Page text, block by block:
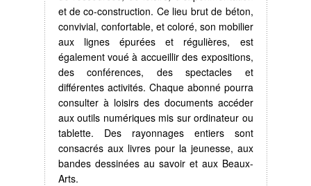
et de co-construction. Ce lieu brut de béton,
convivial, confortable, et coloré, son mobilier
aux lignes épurées et régulières, est
également voué à accueillir des expositions,
des conférences, des spectacles et
différentes activités. Chaque abonné pourra
consulter à loisirs des documents accéder
aux outils numériques mis sur ordinateur ou
tablette. Des rayonnages entiers sont
consacrés aux livres pour la jeunesse, aux
bandes dessinées au savoir et aux Beaux-
Arts.